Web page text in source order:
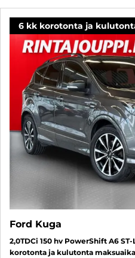
6 kk korotonta ja
Ford Kuga
2,0TDCi 150 hv PowerShift A6
korotonta ja kulutonta